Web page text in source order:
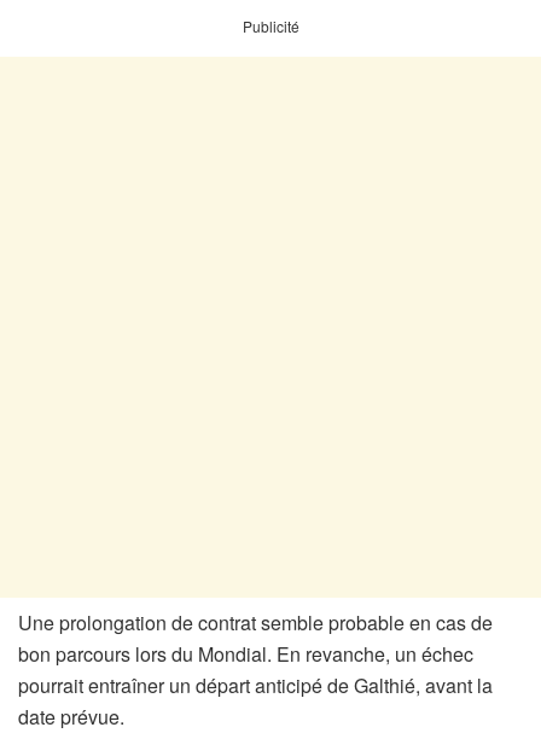
Publicité
Une prolongation de contrat semble probable en cas de
bon parcours lors du Mondial. En revanche, un échec
pourrait entraîner un départ anticipé de Galthié, avant la
date prévue.